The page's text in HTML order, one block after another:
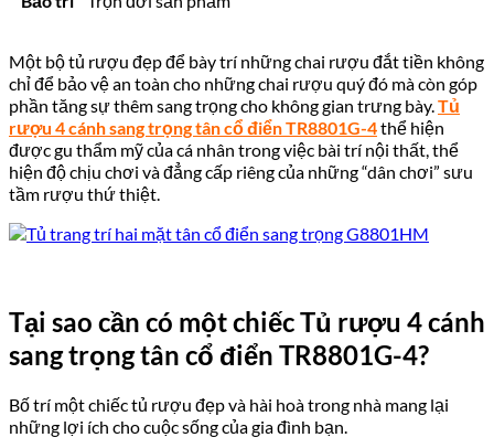
Một bộ tủ rượu đẹp để bày trí những chai rượu đắt tiền không
chỉ để bảo vệ an toàn cho những chai rượu quý đó mà còn góp
phần tăng sự thêm sang trọng cho không gian trưng bày.Tủ
rượu 4 cánh sang trọng tân cổ điển TR8801G-4thể hiện
được gu thẩm mỹ của cá nhân trong việc bài trí nội thất, thể
hiện độ chịu chơi và đẳng cấp riêng của những “dân chơi” sưu
tầm rượu thứ thiệt.
Tại sao cần có một chiếc Tủ rượu 4 cánh
sang trọng tân cổ điển TR8801G-4?
Bố trí một chiếc tủ rượu đẹp và hài hoà trong nhà mang lại
những lợi ích cho cuộc sống của gia đình bạn.